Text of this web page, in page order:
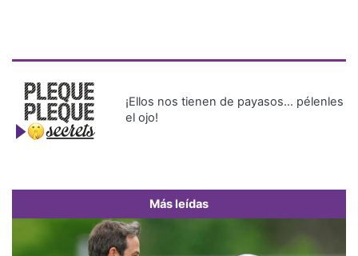
¡Ellos nos tienen de payasos… pélenles
el ojo!
Más leídas